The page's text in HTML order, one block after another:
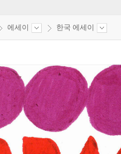
에세이 한국 에세이